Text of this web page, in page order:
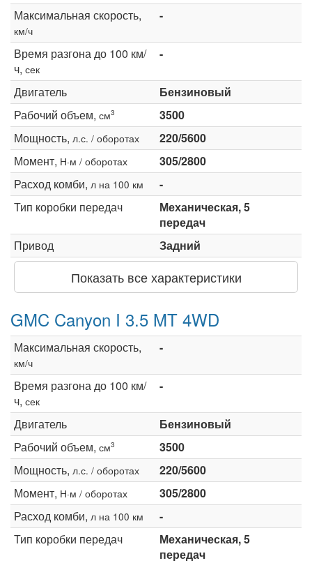
Максимальная скорость,
км/ч
-
Время разгона до 100 км/
ч, сек
-
Двигатель
Бензиновый
Рабочий объем, см3
3500
Мощность, л.с. / оборотах
220/5600
Момент, Н·м / оборотах
305/2800
Расход комби, л на 100 км
-
Тип коробки передач
Механическая, 5
передач
Привод
Задний
Показать все характеристики
GMC Canyon I 3.5 MT 4WD
Максимальная скорость,
км/ч
-
Время разгона до 100 км/
ч, сек
-
Двигатель
Бензиновый
Рабочий объем, см3
3500
Мощность, л.с. / оборотах
220/5600
Момент, Н·м / оборотах
305/2800
Расход комби, л на 100 км
-
Тип коробки передач
Механическая, 5
передач